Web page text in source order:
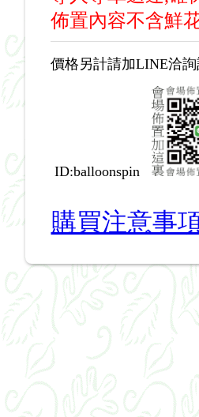
佈置內容不含鮮
價格另計請加LINE洽
ID:balloonspin
購買注意事